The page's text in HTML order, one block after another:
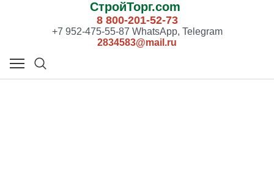
СтройТорг.com
8 800-201-52-73
+7 952-475-55-87 WhatsApp, Telegram
2834583@mail.ru